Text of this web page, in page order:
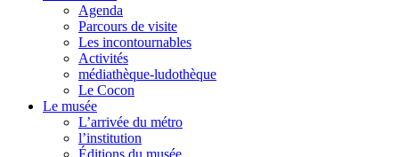
Agenda
Parcours de visite
Les incontournables
Activités
médiathèque-ludothèque
Le Cocon
Le musée
L’arrivée du métro
l’institution
Éditions du musée